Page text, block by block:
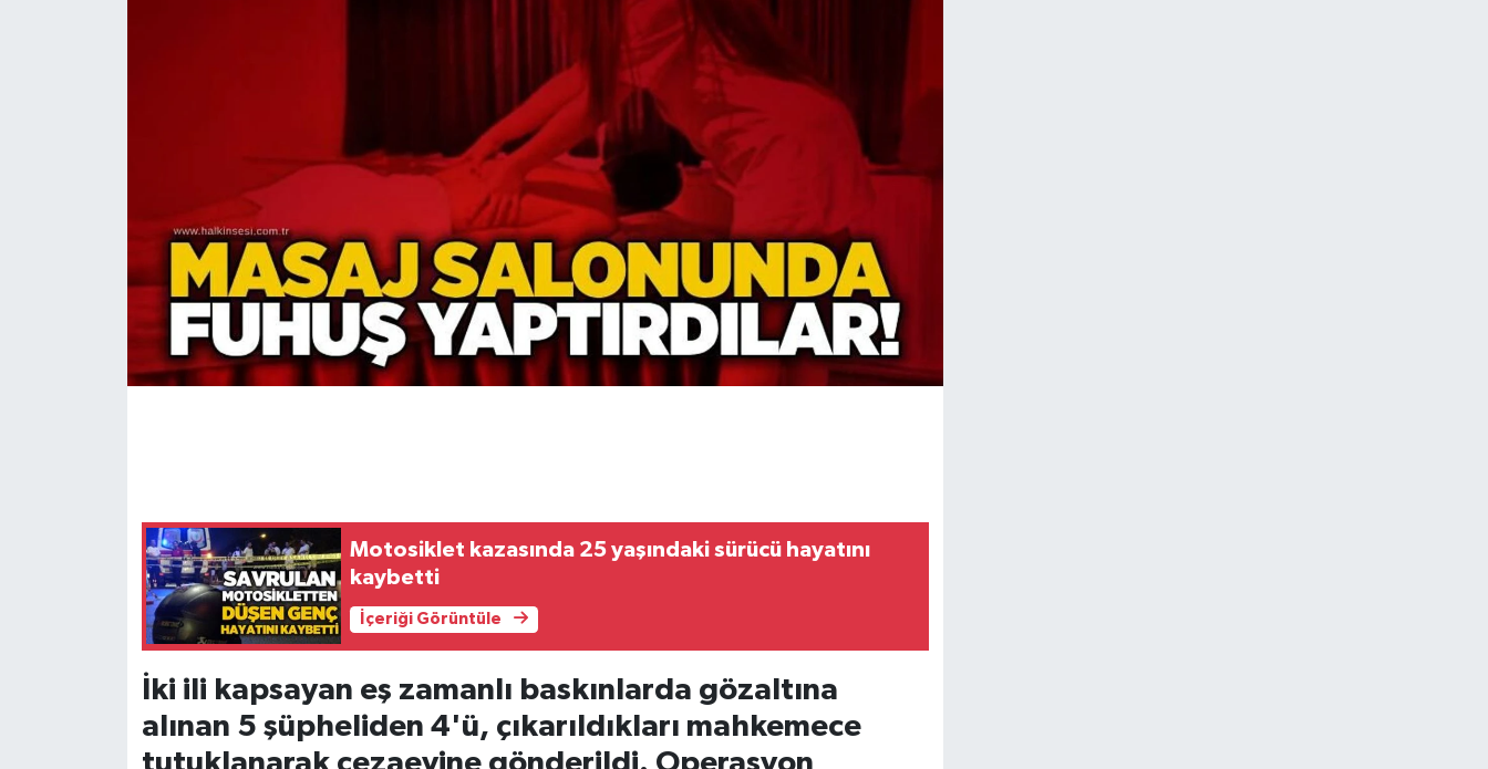
Motosiklet kazasında 25 yaşındaki sürücü hayatını
kaybetti
İçeriği Görüntüle
İki ili kapsayan eş zamanlı baskınlarda gözaltına
alınan 5 şüpheliden 4'ü, çıkarıldıkları mahkemece
Ekonomi
MAGAZİN